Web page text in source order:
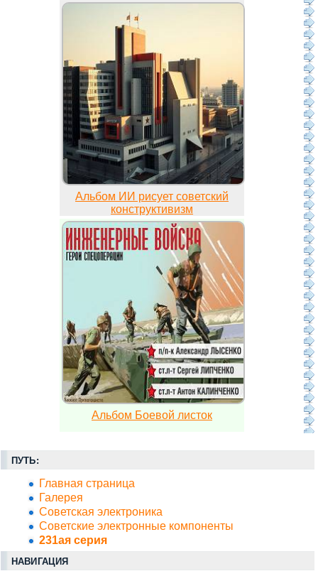
Альбом ИИ рисует советский
конструктивизм
Альбом Боевой листок
ПУТЬ:
Главная страница
Галерея
Советская электроника
Советские электронные компоненты
231ая серия
НАВИГАЦИЯ